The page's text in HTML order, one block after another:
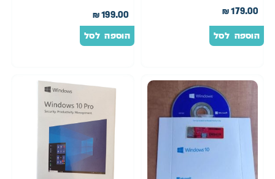
₪179.00
הוספה לסל
₪199.00
הוספה לסל